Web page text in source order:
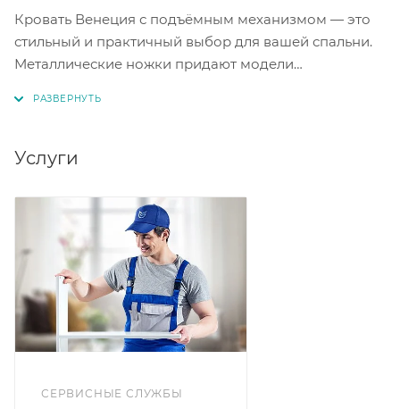
Кровать Венеция с подъёмным механизмом — это
стильный и практичный выбор для вашей спальни.
Металлические ножки придают модели
комфортного отдыха. В комплектацию входят
подъёмный механизм. Это готовое решение для
обустройства спальни.
Кровать выполнена из высококачественной
рогожки с антивандальными свойствами, что
обеспечивает долговечность и надежность.
Внутренняя обивка из спанбонда делает кровать
устойчивой к износу, не впитывает влагу, гарантируя
Услуги
СЕРВИСНЫЕ СЛУЖБЫ